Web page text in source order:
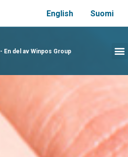
English Suomi
- En del av Winpos Group